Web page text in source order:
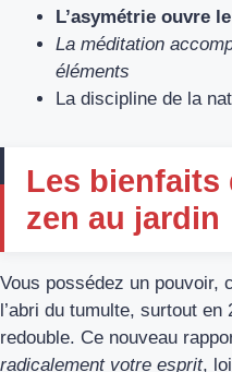
L’asymétrie ouvre
La méditation
éléments
La discipline de la
Les bienfaits
zen au jardin
Vous possédez un pouvoir,
l’abri du tumulte, surtout
redouble. Ce nouveau
radicalement votre esprit,